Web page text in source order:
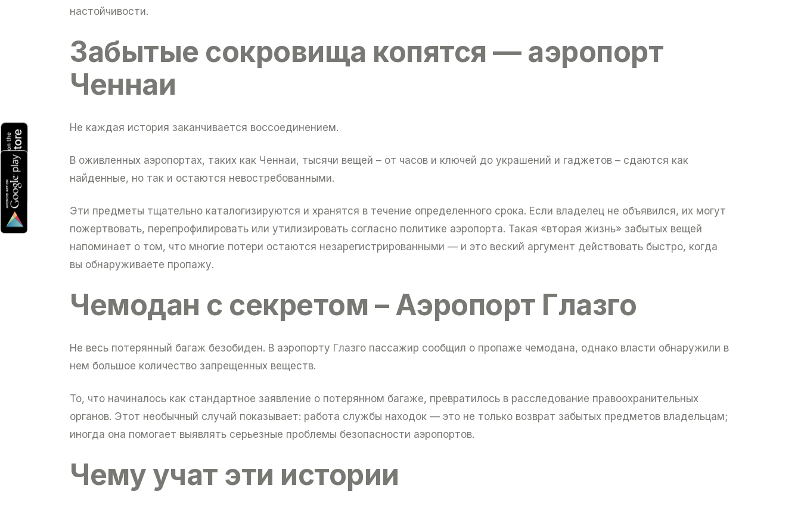
настойчивости.
Забытые сокровища копятся — аэропорт
Ченнаи
Не каждая история заканчивается воссоединением.
В оживленных аэропортах, таких как Ченнаи, тысячи вещей – от часов и ключей до украшений и гаджетов – сдаются как
найденные, но так и остаются невостребованными.
Эти предметы тщательно каталогизируются и хранятся в течение определенного срока. Если владелец не объявился, их могут
пожертвовать, перепрофилировать или утилизировать согласно политике аэропорта. Такая «вторая жизнь» забытых вещей
напоминает о том, что многие потери остаются незарегистрированными — и это веский аргумент действовать быстро, когда
вы обнаруживаете пропажу.
Чемодан с секретом – Аэропорт Глазго
Не весь потерянный багаж безобиден. В аэропорту Глазго пассажир сообщил о пропаже чемодана, однако власти обнаружили в
нем большое количество запрещенных веществ.
То, что начиналось как стандартное заявление о потерянном багаже, превратилось в расследование правоохранительных
органов. Этот необычный случай показывает: работа службы находок — это не только возврат забытых предметов владельцам;
иногда она помогает выявлять серьезные проблемы безопасности аэропортов.
Чему учат эти истории